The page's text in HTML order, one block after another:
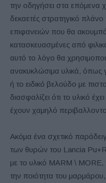
την οδηγήσει στα
δεκαετές στρατηγικό
επιφανειών που θα
κατασκευασμένες από
αυτό το λόγο θα
ανακυκλώσιμα υλικά, όπως
ή το ειδικό βελούδο με
διασφαλίζει ότι το υλικό
έχουν χαμηλό
Ακόμα ένα σχετικό
των θυρών του Lancia
με το υλικό MARM \ MORE,
την ποιότητα του